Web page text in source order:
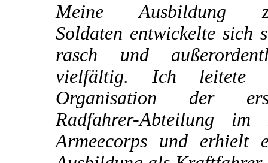
Meine Ausbildung
Soldaten entwickelte sich
rasch und
vielfältig. Ich leitete
Organisation der
Radfahrer-Abteilung
Armeecorps und erhielt